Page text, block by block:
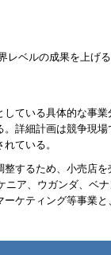
レベルの成果を上げ
ている具体的な事業
詳細計画は競争現場
ている。
するため、小売店を
ニア、ウガンダ、ベ
ケティング等事業